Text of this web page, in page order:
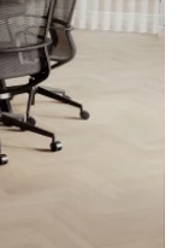
met 6
tijdens
elke